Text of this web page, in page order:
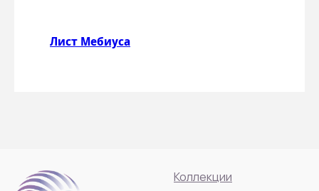
Лист Мебиуса
Коллекции